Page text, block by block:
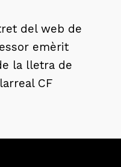
del web de
emèrit
la lletra de
CF